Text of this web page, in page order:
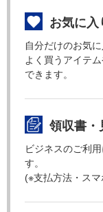
お気に入
自分だけのお気
よく買うアイテ
できます。
領収書・
ビジネスのご利
す。
(※支払方法・ス